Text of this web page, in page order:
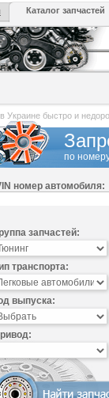
Каталог запчастей
Украине быстро и
по
номер автомобиля:
запчастей:
транспорта:
выпуска: